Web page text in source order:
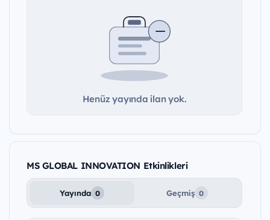
Henüz yayında ilan yok.
MS GLOBAL INNOVATION Etkinlikleri
Yayında 0 Geçmiş 0